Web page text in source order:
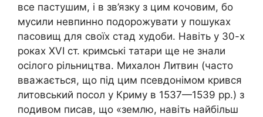
все пастушим, і в зв’язку з цим кочовим, бо
мусили невпинно подорожувати у пошуках
пасовищ для своїх стад худоби. Навіть у 30-х
роках XVI ст. кримські татари ще не знали
осілого рільництва. Михалон Литвин (часто
вважається, що під цим псевдонімом крився
литовський посол у Криму в 1537—1539 pp.) з
подивом писав, що «землю, навіть найбільш